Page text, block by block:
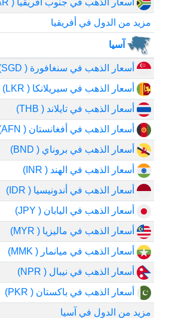
أسعار الذهب في جنوب أفريقيا ( ZAR)
مزيد من الدول في أفريقيا
آسيا
أسعار الذهب في سنغافورة ( SGD)
أسعار الذهب في سيريلانكا ( LKR)
أسعار الذهب في تايلاند ( THB)
أسعار الذهب في أفغانستان ( AFN)
أسعار الذهب في بروناي ( BND)
أسعار الذهب في الهند ( INR)
أسعار الذهب في أندونيسيا ( IDR)
أسعار الذهب في اليابان ( JPY)
أسعار الذهب في ماليزيا ( MYR)
أسعار الذهب في ميانمار ( MMK)
أسعار الذهب في نيبال ( NPR)
أسعار الذهب في باكستان ( PKR)
مزيد من الدول في آسيا